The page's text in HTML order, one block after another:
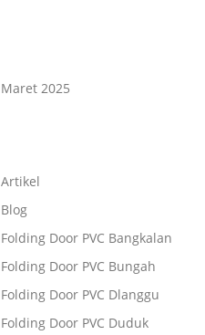
Maret 2025
Artikel
Blog
Folding Door PVC Bangkalan
Folding Door PVC Bungah
Folding Door PVC Dlanggu
Folding Door PVC Duduk